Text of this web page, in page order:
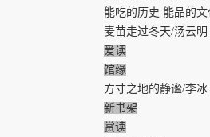
能吃的历史 能品的文
麦苗走过冬天/汤云明
爱读
馆缘
方寸之地的静谧/李冰
新书架
赏读